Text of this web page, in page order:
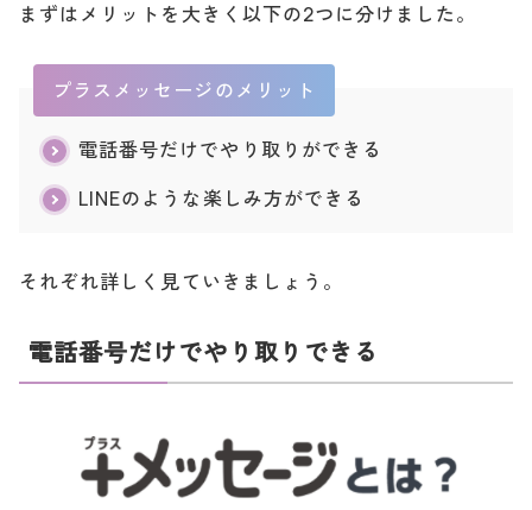
まずはメリットを大きく以下の2つに分けました。
プラスメッセージのメリット
電話番号だけでやり取りができる
LINEのような楽しみ方ができる
それぞれ詳しく見ていきましょう。
電話番号だけでやり取りできる